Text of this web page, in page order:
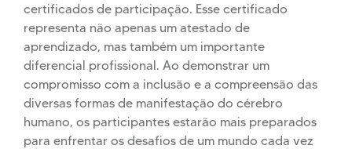
certificados de participação. Esse certificado
representa não apenas um atestado de
aprendizado, mas também um importante
diferencial profissional. Ao demonstrar um
compromisso com a inclusão e a compreensão das
diversas formas de manifestação do cérebro
humano, os participantes estarão mais preparados
para enfrentar os desafios de um mundo cada vez